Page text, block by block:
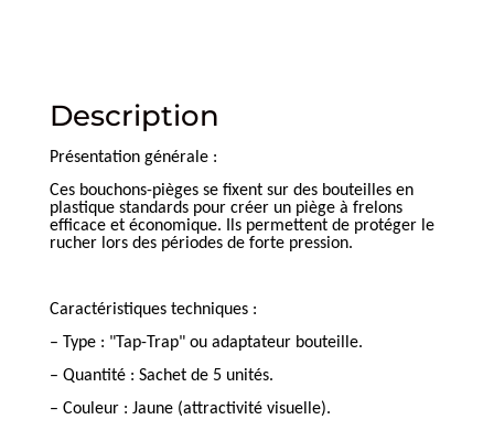
Description
Présentation générale :
Ces bouchons-pièges se fixent sur des bouteilles en
plastique standards pour créer un piège à frelons
efficace et économique. Ils permettent de protéger le
rucher lors des périodes de forte pression.
Caractéristiques techniques :
– Type : "Tap-Trap" ou adaptateur bouteille.
– Quantité : Sachet de 5 unités.
– Couleur : Jaune (attractivité visuelle).